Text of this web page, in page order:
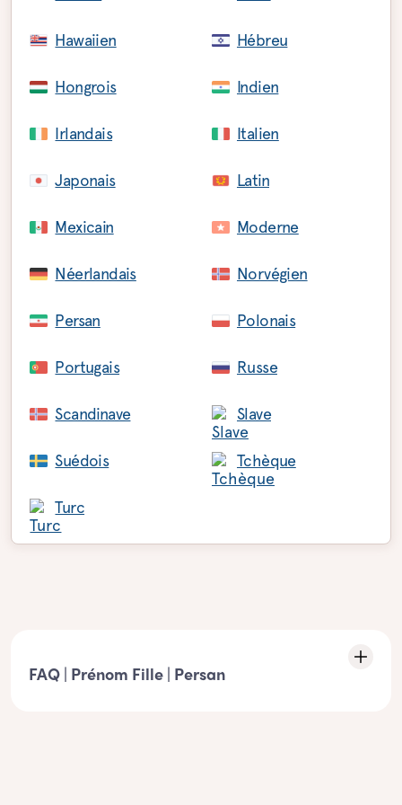
Hawaiien Hébreu
Hongrois Indien
Irlandais Italien
Japonais Latin
Mexicain Moderne
Néerlandais Norvégien
Persan Polonais
Portugais Russe
Scandinave Slave
Suédois Tchèque
Turc
FAQ | Prénom Fille | Persan